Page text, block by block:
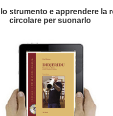
strumento e apprendere la
circolare per suonarlo